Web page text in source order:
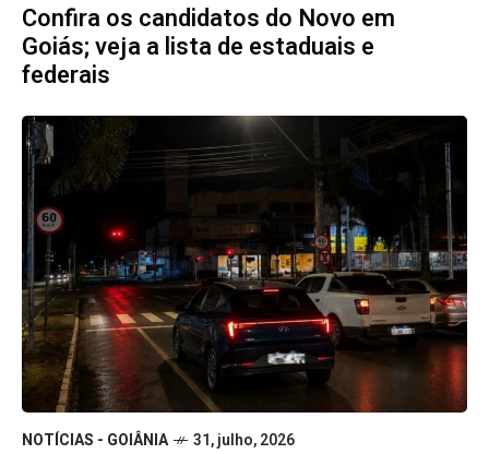
Confira os candidatos do Novo em
Goiás; veja a lista de estaduais e
federais
NOTÍCIAS - GOIÂNIA 31, julho, 2026